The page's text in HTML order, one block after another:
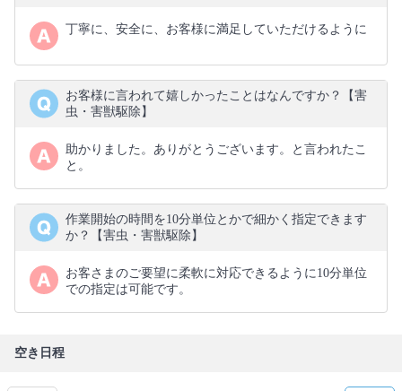
丁寧に、安全に、お客様に満足していただけるように
お客様に言われて嬉しかったことはなんですか？【害
虫・害獣駆除】
助かりました。ありがとうございます。と言われたこ
と。
作業開始の時間を10分単位とかで細かく指定できます
か？【害虫・害獣駆除】
お客さまのご要望に柔軟に対応できるように10分単位
での指定は可能です。
空き日程